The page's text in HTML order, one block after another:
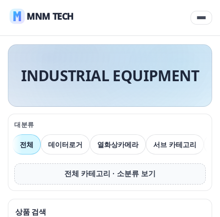
MNM TECH
INDUSTRIAL EQUIPMENT
대분류
전체 데이터로거 열화상카메라 서브 카테고리
전체 카테고리 · 소분류 보기
상품 검색